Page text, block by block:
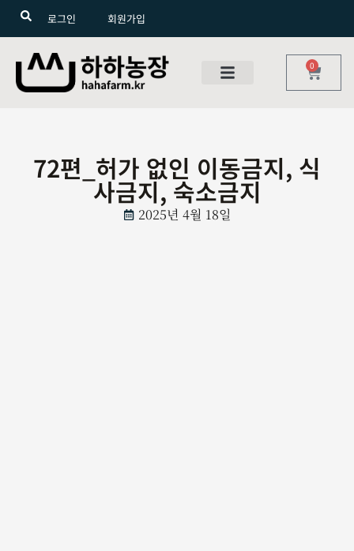
로그인 회원가입
0
72편_허가 없인 이동금지, 식
사금지, 숙소금지
2025년 4월 18일